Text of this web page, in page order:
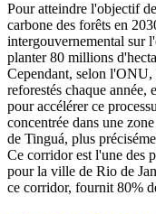
Pour atteindre l'objectif
carbone des forêts en
intergouvernemental sur
planter 80 millions
Cependant, selon l'ONU,
reforestés chaque année,
pour accélérer ce
concentrée dans une
de Tinguá, plus
Ce corridor est l'une des
pour la ville de Rio de
ce corridor, fournit 80%